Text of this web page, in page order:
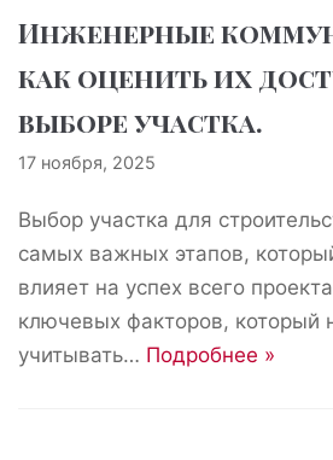
Инженерные
как оценить их
выборе участка.
17 ноября, 2025
Выбор участка для
самых важных этапов,
влияет на успех всего
ключевых факторов, который
учитывать… Подробнее »